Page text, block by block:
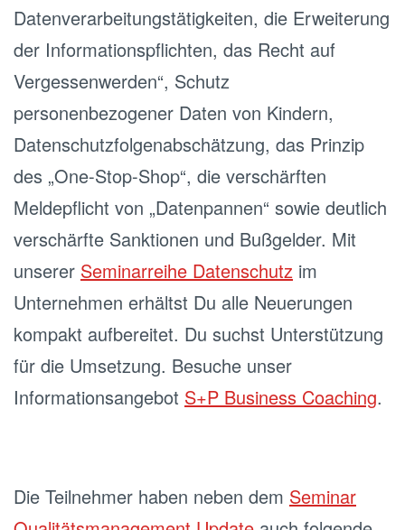
Datenverarbeitungstätigkeiten, die Erweiterung
der Informationspflichten, das Recht auf
Vergessenwerden“, Schutz
personenbezogener Daten von Kindern,
Datenschutzfolgenabschätzung, das Prinzip
des „One-Stop-Shop“, die verschärften
Meldepflicht von „Datenpannen“ sowie deutlich
verschärfte Sanktionen und Bußgelder. Mit
unserer Seminarreihe Datenschutz im
Unternehmen erhältst Du alle Neuerungen
kompakt aufbereitet. Du suchst Unterstützung
für die Umsetzung. Besuche unser
Informationsangebot S+P Business Coaching.
Die Teilnehmer haben neben dem Seminar